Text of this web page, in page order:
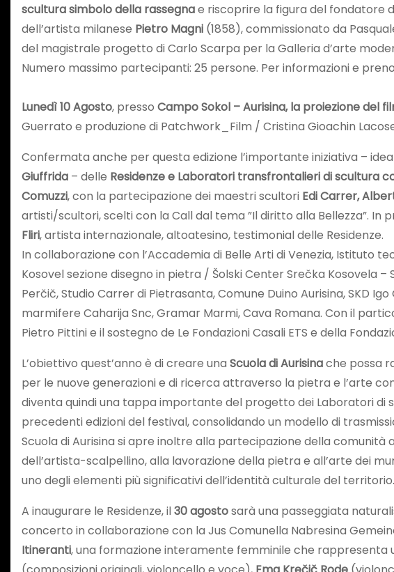
scultura simbolo della rassegnae riscoprire la figura del fondatore
dell’artista milanese Pietro Magni (1858), commissionato da
del magistrale progetto di Carlo Scarpa per la Galleria d’arte
Numero massimo partecipanti: 25 persone. Per informazioni e
Lunedì 10 Agosto, presso Campo Sokol – Aurisina, la proiezione del
Guerrato e produzione di Patchwork_Film / Cristina Gioachin
Confermata anche per questa edizione l’importante iniziativa –
Giuffrida – delle Residenze e Laboratori transfrontalieri di scultura
Comuzzi, con la partecipazione dei maestri scultori Edi Carrer,
artisti/scultori, scelti con la Call dal tema ”Il diritto alla Bellezza”. In
Fliri, artista internazionale, altoatesino, testimonial delle Residenze.
In collaborazione con l’Accademia di Belle Arti di Venezia, Istituto
Kosovel sezione disegno in pietra / Šolski Center Srečka Kosovela –
Perčič, Studio Carrer di Pietrasanta, Comune Duino Aurisina, SKD
marmifere Caharija Snc, Gramar Marmi, Cava Romana. Con il
Pietro Pittini e il sostegno de Le Fondazioni Casali ETS e della
L’obiettivo quest’anno è di creare una Scuola di Aurisinache possa
per le nuove generazioni e di ricerca attraverso la pietra e l’arte
diventa quindi una tappa importante del progetto dei Laboratori di
precedenti edizioni del festival, consolidando un modello di
Scuola di Aurisina si apre inoltre alla partecipazione della comunità
dell’artista-scalpellino, alla lavorazione della pietra e all’arte dei
uno degli elementi più significativi dell’identità culturale del territorio.
A inaugurare le Residenze, il30 agostosarà una passeggiata
concerto in collaborazione con la Jus Comunella Nabresina
Itineranti, una formazione interamente femminile che rappresenta